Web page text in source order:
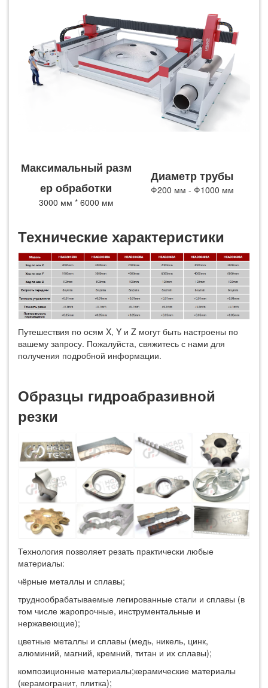
Максимальный разм
ер обработки
3000 мм * 6000 мм
Диаметр трубы
Φ200 мм - Φ1000 мм
Технические характеристики
Путешествия по осям X, Y и Z могут быть настроены по
вашему запросу. Пожалуйста, свяжитесь с нами для
получения подробной информации.
Образцы гидроабразивной
резки
Технология позволяет резать практически любые
материалы:
чёрные металлы и сплавы;
труднообрабатываемые легированные стали и сплавы (в
том числе жаропрочные, инструментальные и
нержавеющие);
цветные металлы и сплавы (медь, никель, цинк,
алюминий, магний, кремний, титан и их сплавы);
композиционные материалы;керамические материалы
(керамогранит, плитка);